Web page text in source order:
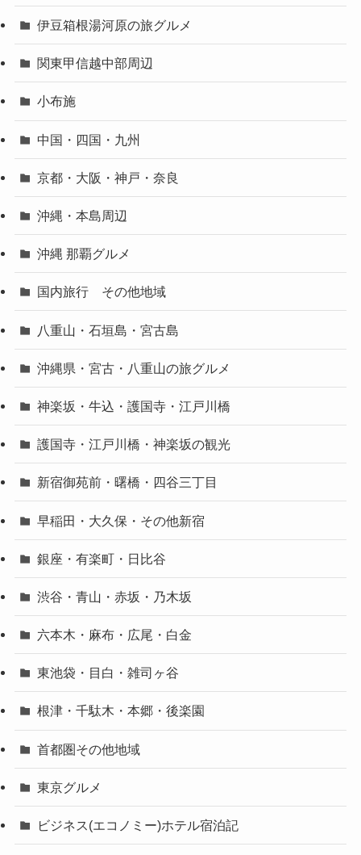
伊豆箱根湯河原の旅グルメ
関東甲信越中部周辺
小布施
中国・四国・九州
京都・大阪・神戸・奈良
沖縄・本島周辺
沖縄 那覇グルメ
国内旅行 その他地域
八重山・石垣島・宮古島
沖縄県・宮古・八重山の旅グルメ
神楽坂・牛込・護国寺・江戸川橋
護国寺・江戸川橋・神楽坂の観光
新宿御苑前・曙橋・四谷三丁目
早稲田・大久保・その他新宿
銀座・有楽町・日比谷
渋谷・青山・赤坂・乃木坂
六本木・麻布・広尾・白金
東池袋・目白・雑司ヶ谷
根津・千駄木・本郷・後楽園
首都圏その他地域
東京グルメ
ビジネス(エコノミー)ホテル宿泊記